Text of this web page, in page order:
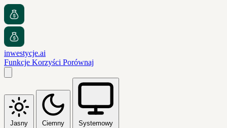
inwestycje.ai
Funkcje Korzyści Porównaj
Jasny Ciemny Systemowy